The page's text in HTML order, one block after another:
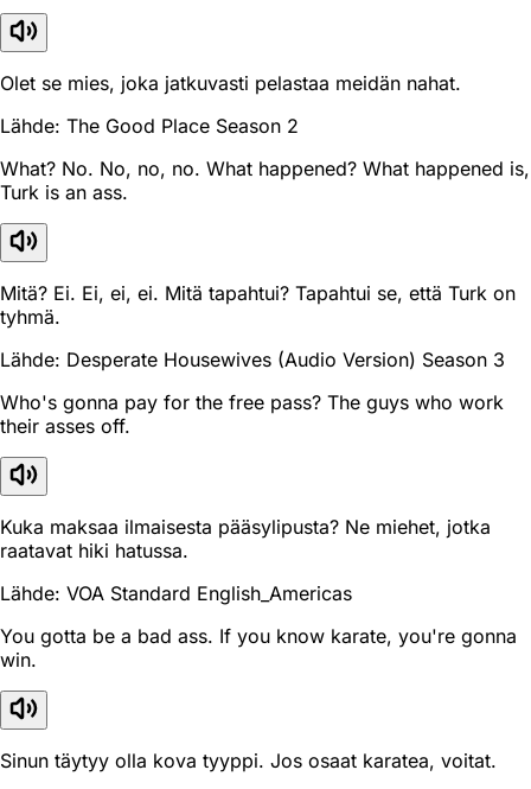
Olet se mies, joka jatkuvasti pelastaa meidän nahat.
Lähde: The Good Place Season 2
What? No. No, no, no. What happened? What happened is,
Turk is an ass.
Mitä? Ei. Ei, ei, ei. Mitä tapahtui? Tapahtui se, että Turk on
tyhmä.
Lähde: Desperate Housewives (Audio Version) Season 3
Who's gonna pay for the free pass? The guys who work
their asses off.
Kuka maksaa ilmaisesta pääsylipusta? Ne miehet, jotka
raatavat hiki hatussa.
Lähde: VOA Standard English_Americas
You gotta be a bad ass. If you know karate, you're gonna
win.
Sinun täytyy olla kova tyyppi. Jos osaat karatea, voitat.